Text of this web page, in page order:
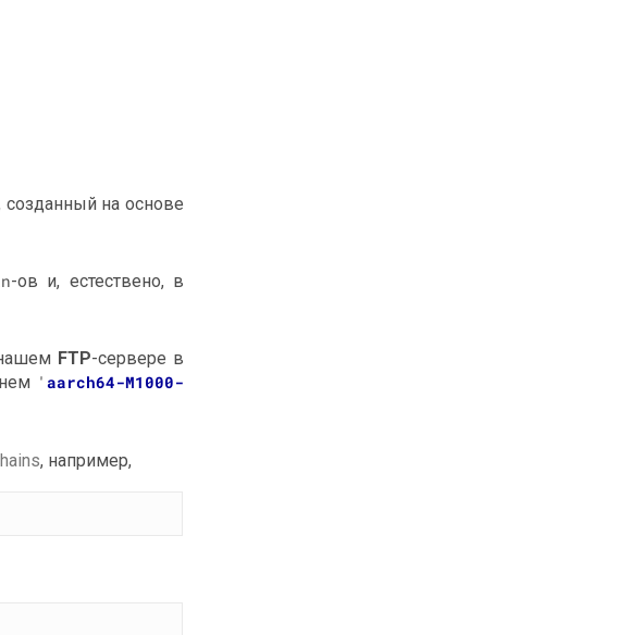
созданный на основе
-ов и, естествено, в
FTP-сервере в
'aarch64-M1000-
, например,